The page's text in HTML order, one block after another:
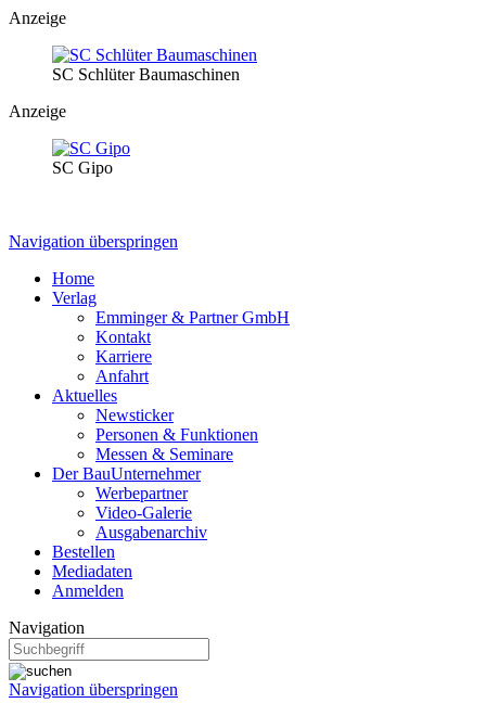
Anzeige
SC Schlüter Baumaschinen
Anzeige
SC Gipo
Navigation überspringen
Home
Verlag
Emminger & Partner GmbH
Kontakt
Karriere
Anfahrt
Aktuelles
Newsticker
Personen & Funktionen
Messen & Seminare
Der BauUnternehmer
Werbepartner
Video-Galerie
Ausgabenarchiv
Bestellen
Mediadaten
Anmelden
Navigation
Navigation überspringen